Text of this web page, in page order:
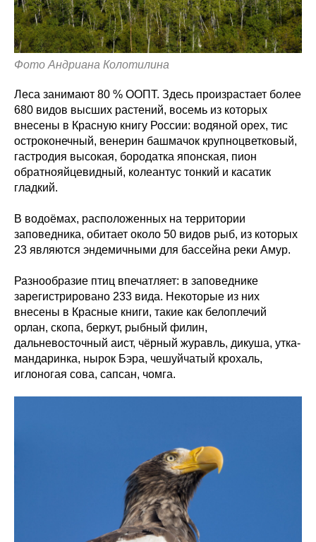
Фото Андриана Колотилина
Леса занимают 80 % ООПТ. Здесь произрастает более
680 видов высших растений, восемь из которых
внесены в Красную книгу России: водяной орех, тис
остроконечный, венерин башмачок крупноцветковый,
гастродия высокая, бородатка японская, пион
обратнояйцевидный, колеантус тонкий и касатик
гладкий.
В водоёмах, расположенных на территории
заповедника, обитает около 50 видов рыб, из которых
23 являются эндемичными для бассейна реки Амур.
Разнообразие птиц впечатляет: в заповеднике
зарегистрировано 233 вида. Некоторые из них
внесены в Красные книги, такие как белоплечий
орлан, скопа, беркут, рыбный филин,
дальневосточный аист, чёрный журавль, дикуша, утка-
мандаринка, нырок Бэра, чешуйчатый крохаль,
иглоногая сова, сапсан, чомга.